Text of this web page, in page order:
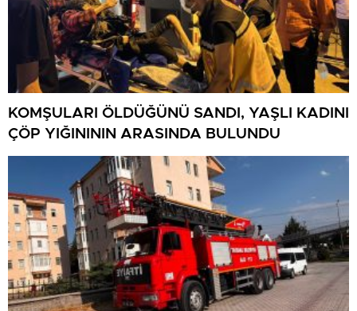
KOMŞULARI ÖLDÜĞÜNÜ SANDI, YAŞLI KADINI
ÇÖP YIĞINININ ARASINDA BULUNDU